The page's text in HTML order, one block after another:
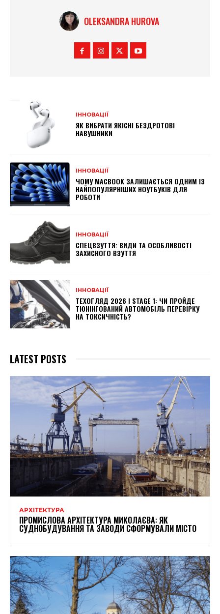
OLEKSANDRA HUROVA
ІННОВАЦІЇ
ЯК ВИБРАТИ ЯКІСНІ БЕЗДРОТОВІ
НАВУШНИКИ
ІННОВАЦІЇ
ЧОМУ MACBOOK ЗАЛИШАЄТЬСЯ ОДНИМ ІЗ
НАЙПОПУЛЯРНІШИХ НОУТБУКІВ ДЛЯ
РОБОТИ
ІННОВАЦІЇ
СПЕЦВЗУТТЯ: ВИДИ ТА ОСОБЛИВОСТІ
ЗАХИСНОГО ВЗУТТЯ
ІННОВАЦІЇ
ТЕХОГЛЯД 2026 І STAGE 1: ЧИ ПРОЙДЕ
ТЮНІНГОВАНИЙ АВТОМОБІЛЬ ПЕРЕВІРКУ
НА ТОКСИЧНІСТЬ?
LATEST POSTS
АРХІТЕКТУРА
ПРОМИСЛОВА АРХІТЕКТУРА МИКОЛАЄВА: ЯК
СУДНОБУДУВАННЯ ТА ЗАВОДИ СФОРМУВАЛИ МІСТО